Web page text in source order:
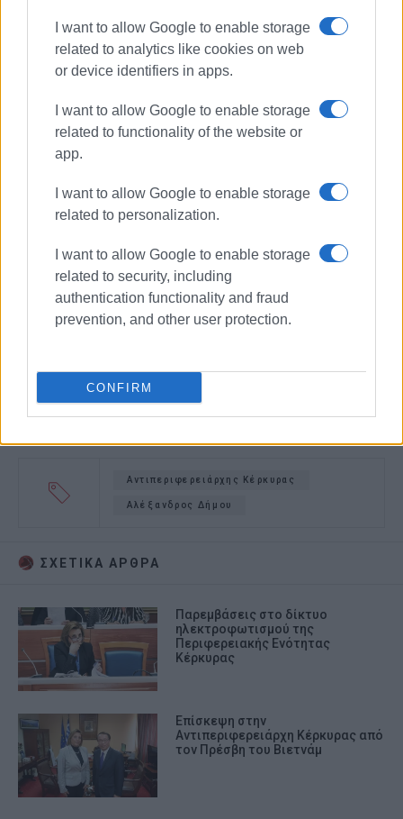
I want to allow Google to enable storage
related to analytics like cookies on web
or device identifiers in apps.
I want to allow Google to enable storage
related to functionality of the website or
app.
I want to allow Google to enable storage
related to personalization.
I want to allow Google to enable storage
related to security, including
authentication functionality and fraud
prevention, and other user protection.
CONFIRM
Αντιπεριφερειάρχης Κέρκυρας
Αλέξανδρος Δήμου
ΣΧΕΤΙΚA AΡΘΡΑ
Παρεμβάσεις στο δίκτυο
ηλεκτροφωτισμού της
Περιφερειακής Ενότητας
Κέρκυρας
Επίσκεψη στην
Αντιπεριφερειάρχη Κέρκυρας από
τον Πρέσβη του Βιετνάμ